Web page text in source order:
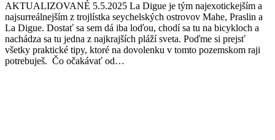
AKTUALIZOVANÉ 5.5.2025 La Digue je tým najexotickejším a
najsurreálnejším z trojlístka seychelských ostrovov Mahe, Praslin a
La Digue. Dostať sa sem dá iba loďou, chodí sa tu na bicykloch a
nachádza sa tu jedna z najkrajších pláží sveta. Poďme si prejsť
všetky praktické tipy, ktoré na dovolenku v tomto pozemskom raji
potrebuješ. Čo očakávať od…